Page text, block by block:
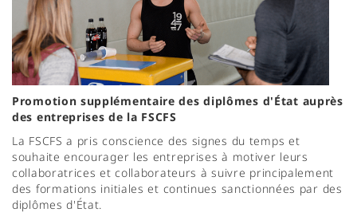
Promotion supplémentaire des diplômes d'État auprès
des entreprises de la FSCFS
La FSCFS a pris conscience des signes du temps et
souhaite encourager les entreprises à motiver leurs
collaboratrices et collaborateurs à suivre principalement
des formations initiales et continues sanctionnées par des
diplômes d'État.